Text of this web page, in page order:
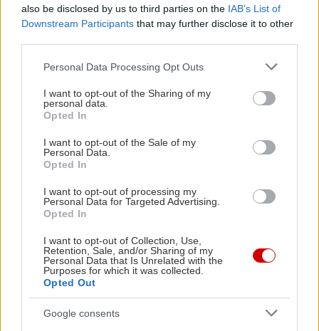
also be disclosed by us to third parties on the IAB’s List of
Downstream Participants that may further disclose it to other
Please note that this website/app uses one or more Google
not limited to your visit or usage behaviour. You may click to
grant or deny consent to Google and its third-party tags to
use your data for below specified purposes in below Google
consent section.
Personal Data Processing Opt Outs
I want to opt-out of the Sharing of my
personal data.
Opted In
I want to opt-out of the Sale of my
Personal Data.
Opted In
I want to opt-out of processing my
Personal Data for Targeted Advertising.
Opted In
I want to opt-out of Collection, Use,
Retention, Sale, and/or Sharing of my
Personal Data that Is Unrelated with the
Purposes for which it was collected.
Opted Out
Google consents
Γεννήθηκε τον Νοέμβριο του 2005, βρήκε τον δρόμο της